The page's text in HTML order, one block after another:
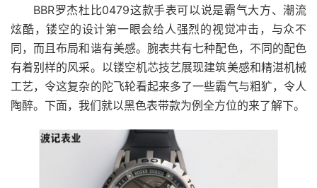
BBR罗杰杜比0479这款手表可以说是霸气大方、潮流
炫酷，镂空的设计第一眼会给人强烈的视觉冲击，与众不
同，而且布局和谐有美感。腕表共有七种配色，不同的配色
有着别样的风采。以镂空机芯技艺展现建筑美感和精湛机械
工艺，令这复杂的陀飞轮看起来多了一些霸气与粗犷，令人
陶醉。下面，我们就以黑色表带款为例全方位的来了解下。